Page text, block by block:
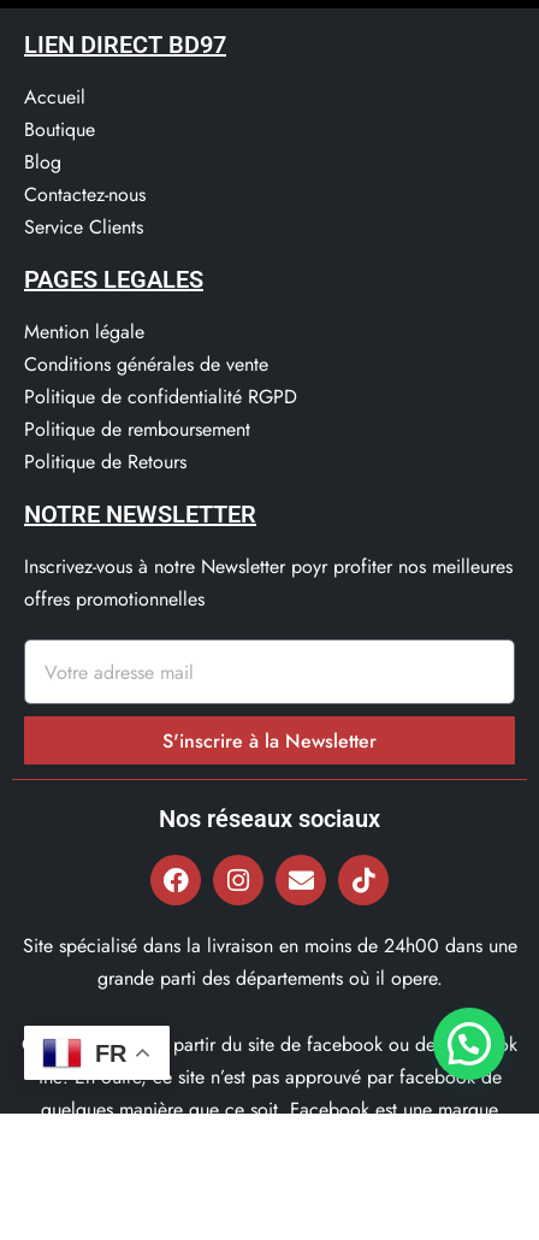
LIEN DIRECT BD97
Accueil
Boutique
Blog
Contactez-nous
Service Clients​
PAGES LEGALES
Mention légale
Conditions générales de vente
Politique de confidentialité RGPD
Politique de remboursement
Politique de Retours
NOTRE NEWSLETTER
Inscrivez-vous à notre Newsletter poyr profiter nos meilleures
offres promotionnelles
S'inscrire à la Newsletter
Nos réseaux sociaux
Site spécialisé dans la livraison en moins de 24h00 dans une
grande parti des départements où il opere.
Ce site ne fait pas partir du site de facebook ou de facebook
inc. En outre, ce site n’est pas approuvé par facebook de
quelques manière que ce soit. Facebook est une marque
FR